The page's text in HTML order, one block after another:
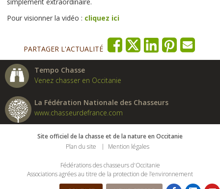
Pour visionner la vidéo : cliquez ici
PARTAGER L'ACTUALITÉ
Tempo Chasse
Venez chasser en Occitanie
La Fédération Nationale des Chasseurs
www.chasseurdefrance.com
Site officiel de la chasse et de la nature en Occitanie
Plan du site
Mention légales
Fédérations des chasseurs d'Occitanie
Associations agrées au titre de la protection de l’environnement